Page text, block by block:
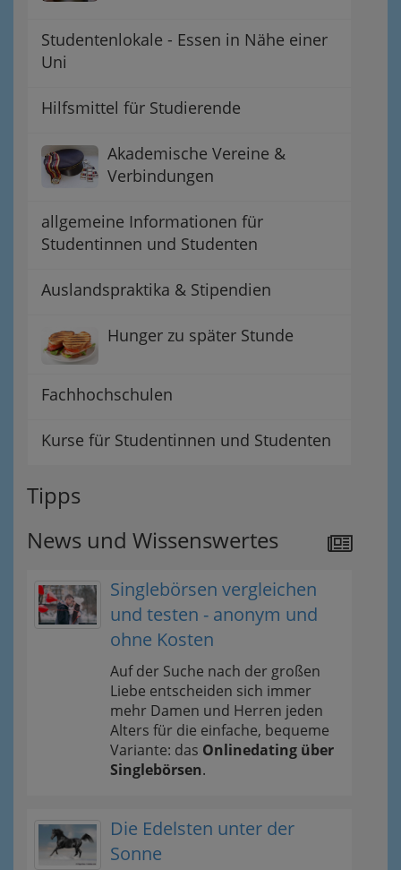
Studentenlokale - Essen in Nähe einer
Uni
Hilfsmittel für Studierende
Akademische Vereine &
Verbindungen
allgemeine Informationen für
Studentinnen und Studenten
Auslandspraktika & Stipendien
Hunger zu später Stunde
Fachhochschulen
Kurse für Studentinnen und Studenten
Tipps
News und Wissenswertes
Singlebörsen vergleichen
und testen - anonym und
ohne Kosten
Auf der Suche nach der großen
Liebe entscheiden sich immer
mehr Damen und Herren jeden
Alters für die einfache, bequeme
Variante: das Onlinedating über
Singlebörsen.
Die Edelsten unter der
Sonne